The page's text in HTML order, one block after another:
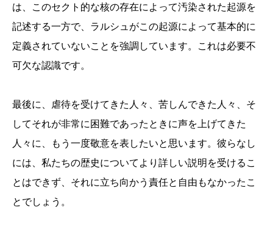
は、このセクト的な核の存在によって汚染された起源を
記述する一方で、ラルシュがこの起源によって基本的に
定義されていないことを強調しています。これは必要不
可欠な認識です。
最後に、虐待を受けてきた人々、苦しんできた人々、そ
してそれが非常に困難であったときに声を上げてきた
人々に、もう一度敬意を表したいと思います。彼らなし
には、私たちの歴史についてより詳しい説明を受けるこ
とはできず、それに立ち向かう責任と自由もなかったこ
とでしょう。